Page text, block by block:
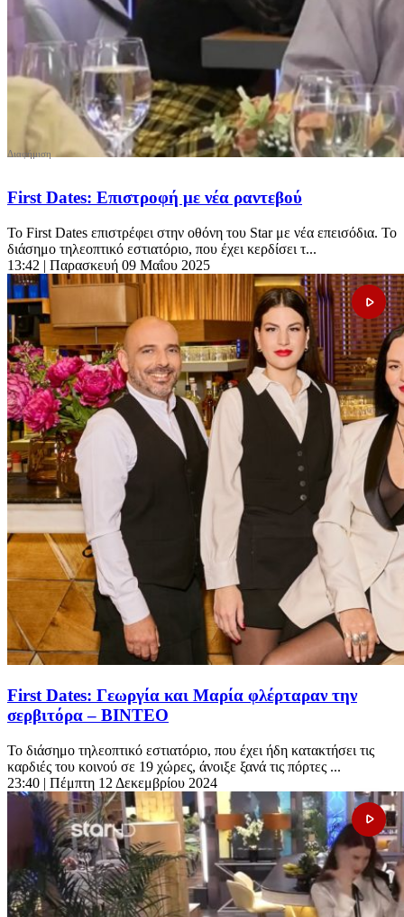
First Dates: Επιστροφή με νέα ραντεβού
Το First Dates επιστρέφει στην οθόνη του Star με νέα επεισόδια. Το
διάσημο τηλεοπτικό εστιατόριο, που έχει κερδίσει τ...
13:42 | Παρασκευή 09 Μαΐου 2025
First Dates: Γεωργία και Μαρία φλέρταραν την
σερβιτόρα – ΒΙΝΤΕΟ
Το διάσημο τηλεοπτικό εστιατόριο, που έχει ήδη κατακτήσει τις
καρδιές του κοινού σε 19 χώρες, άνοιξε ξανά τις πόρτες ...
23:40 | Πέμπτη 12 Δεκεμβρίου 2024